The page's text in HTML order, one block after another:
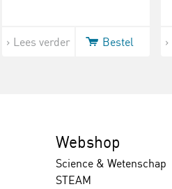
Lees verder Bestel
Webshop
Science & Wetenschap
STEAM